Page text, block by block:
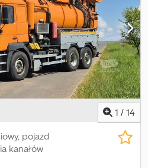
1 / 14
pojazd
kanałów